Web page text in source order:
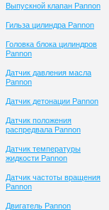
Выпускной клапан Pannon
Гильза цилиндра Pannon
Головка блока цилиндров
Pannon
Датчик давления масла
Pannon
Датчик детонации Pannon
Датчик положения
распредвала Pannon
Датчик температуры
жидкости Pannon
Датчик частоты вращения
Pannon
Двигатель Pannon